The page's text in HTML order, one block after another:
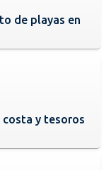
de playas en
costa y tesoros